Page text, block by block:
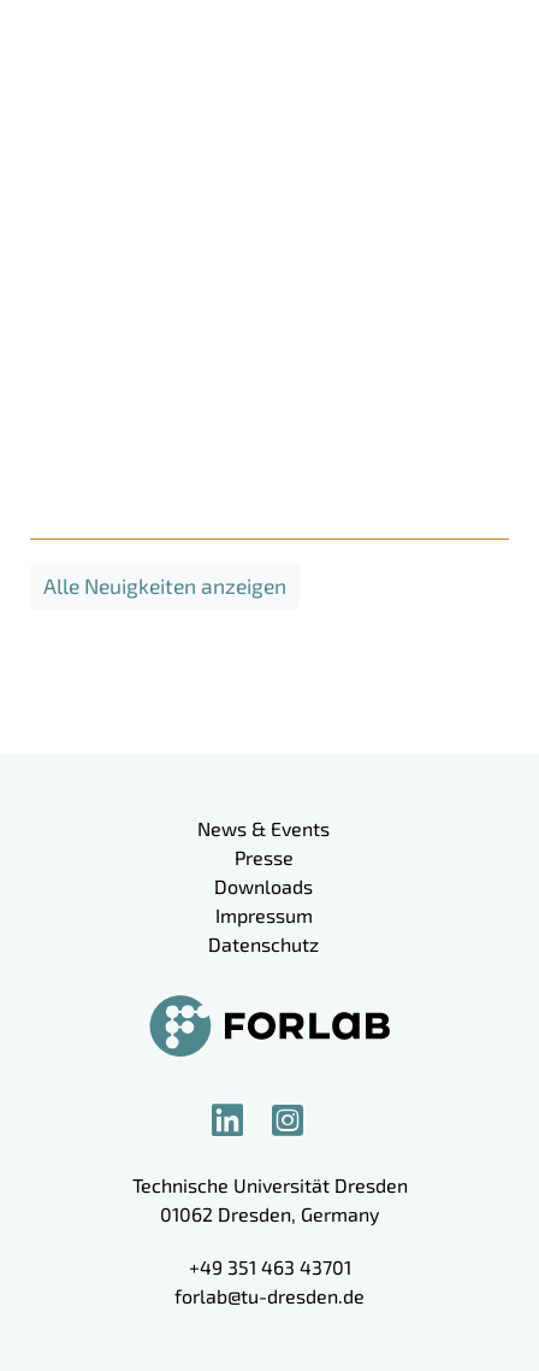
Alle Neuigkeiten anzeigen
News & Events
Presse
Downloads
Impressum
Datenschutz
Technische Universität Dresden
01062 Dresden, Germany
+49 351 463 43701
forlab@tu-dresden.de